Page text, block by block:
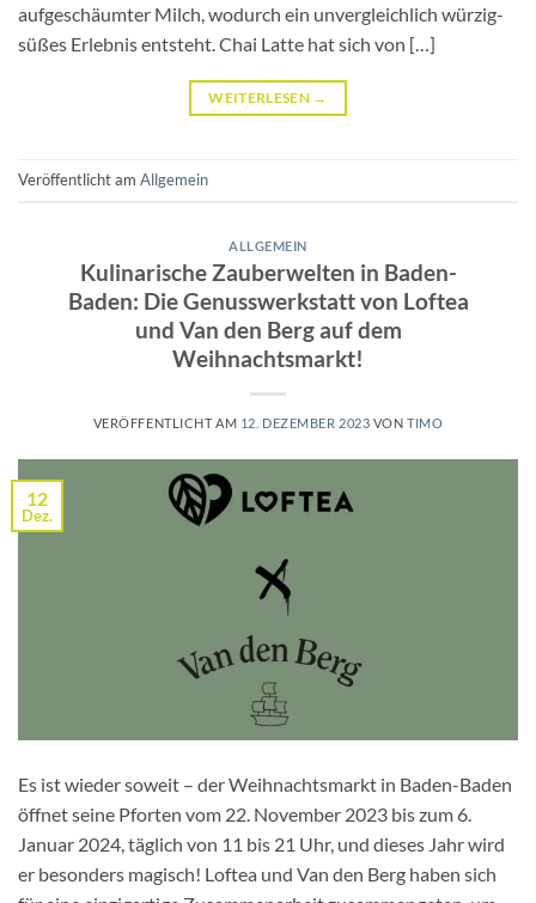
aufgeschäumter Milch, wodurch ein unvergleichlich würzig-
süßes Erlebnis entsteht. Chai Latte hat sich von […]
WEITERLESEN →
Veröffentlicht am Allgemein
ALLGEMEIN
Kulinarische Zauberwelten in Baden-
Baden: Die Genusswerkstatt von Loftea
und Van den Berg auf dem
Weihnachtsmarkt!
VERÖFFENTLICHT AM 12. DEZEMBER 2023 VONTIMO
12
Dez.
Es ist wieder soweit – der Weihnachtsmarkt in Baden-Baden
öffnet seine Pforten vom 22. November 2023 bis zum 6.
Januar 2024, täglich von 11 bis 21 Uhr, und dieses Jahr wird
er besonders magisch! Loftea und Van den Berg haben sich